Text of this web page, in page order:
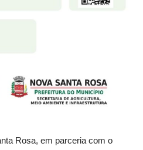
Rosa, em parceria com o